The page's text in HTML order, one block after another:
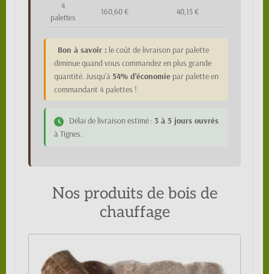
4
palettes
160,60 € 40,15 €
Bon à savoir : le coût de livraison par palette
diminue quand vous commandez en plus grande
quantité. Jusqu'à54% d'économie par palette en
commandant 4 palettes !
Délai de livraison estimé : 3 à 5 jours ouvrés
à Tignes.
Nos produits de bois de
chauffage